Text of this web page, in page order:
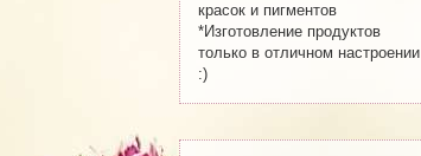
красок и пигментов
*Изготовление продуктов
только в отличном настроении
:)